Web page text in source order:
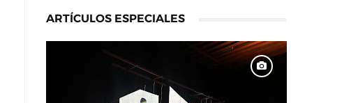
ARTÍCULOS ESPECIALES